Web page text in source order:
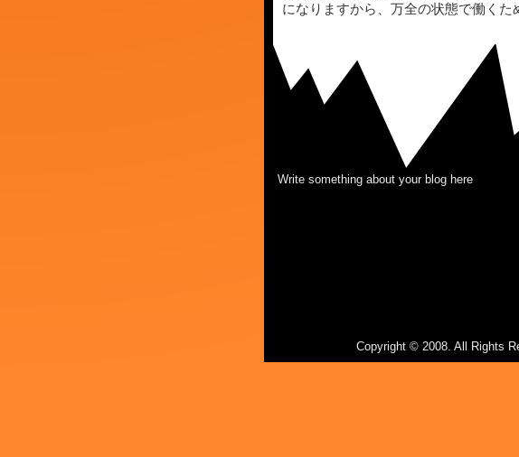
になりますから、万全の状態で働くた
Write something about your blog here
Copyright © 2008. All Rights